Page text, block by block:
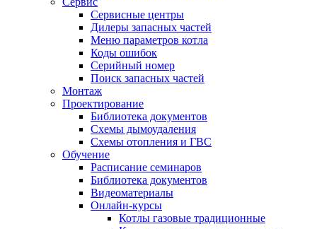
Сервисные центры
Дилеры запасных частей
Меню параметров котла
Коды ошибок
Серийный номер
Поиск запасных частей
Монтаж
Проектирование
Библиотека документов
Схемы дымоудаления
Схемы отопления и ГВС
Обучение
Расписание семинаров
Библиотека документов
Видеоматериалы
Онлайн-курсы
Котлы газовые традиционные